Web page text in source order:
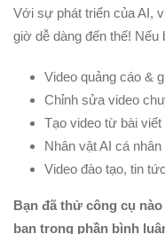
Với sự phát triển của AI,
giờ dễ dàng đến thế! Nếu
Video quảng cáo &
Chỉnh sửa video
Tạo video từ bài
Nhân vật AI cá
Video đào tạo, tin
Bạn đã thử công cụ
bạn trong phần bình